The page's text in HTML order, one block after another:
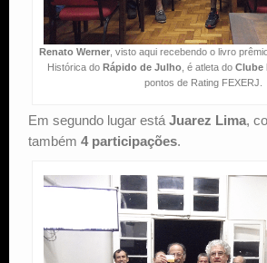
Renato Werner , visto aqui recebendo o livro
Histórica do Rápido de Julho , é atleta doClube
pontos de Rating FEXERJ.
Em segundo lugar está Juarez Lima,
também 4 participações.